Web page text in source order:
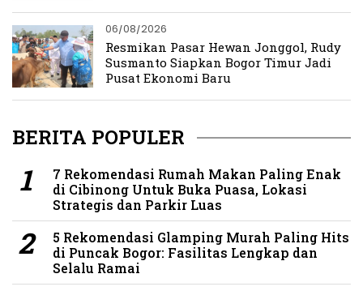
06/08/2026
Resmikan Pasar Hewan Jonggol, Rudy
Susmanto Siapkan Bogor Timur Jadi
Pusat Ekonomi Baru
BERITA POPULER
7 Rekomendasi Rumah Makan Paling Enak
di Cibinong Untuk Buka Puasa, Lokasi
Strategis dan Parkir Luas
5 Rekomendasi Glamping Murah Paling Hits
di Puncak Bogor: Fasilitas Lengkap dan
Selalu Ramai